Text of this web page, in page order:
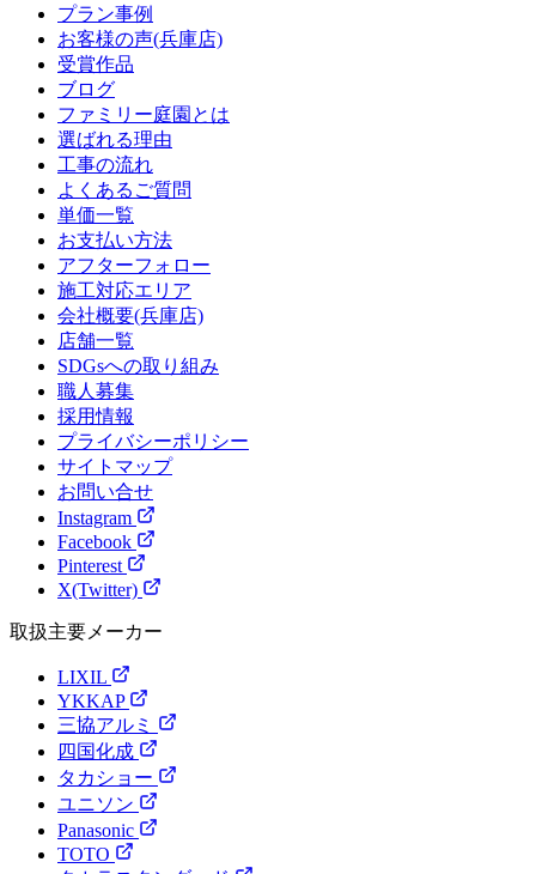
プラン事例
お客様の声(兵庫店)
受賞作品
ブログ
ファミリー庭園とは
選ばれる理由
工事の流れ
よくあるご質問
単価一覧
お支払い方法
アフターフォロー
施工対応エリア
会社概要(兵庫店)
店舗一覧
SDGsへの取り組み
職人募集
採用情報
プライバシーポリシー
サイトマップ
お問い合せ
Instagram
Facebook
Pinterest
X(Twitter)
取扱主要メーカー
LIXIL
YKKAP
三協アルミ
四国化成
タカショー
ユニソン
Panasonic
TOTO